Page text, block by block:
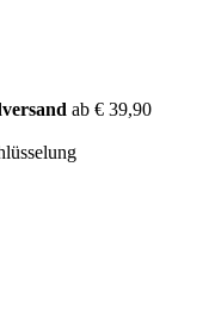
ab € 39,90